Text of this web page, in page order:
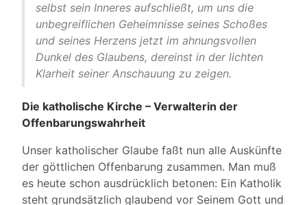
selbst sein Inneres aufschließt, um uns die
unbegreiflichen Geheimnisse seines Schoßes
und seines Herzens jetzt im ahnungsvollen
Dunkel des Glaubens, dereinst in der lichten
Klarheit seiner Anschauung zu zeigen.
Die katholische Kirche – Verwalterin der
Offenbarungswahrheit
Unser katholischer Glaube faßt nun alle Auskünfte
der göttlichen Offenbarung zusammen. Man muß
es heute schon ausdrücklich betonen: Ein Katholik
steht grundsätzlich glaubend vor Seinem Gott und